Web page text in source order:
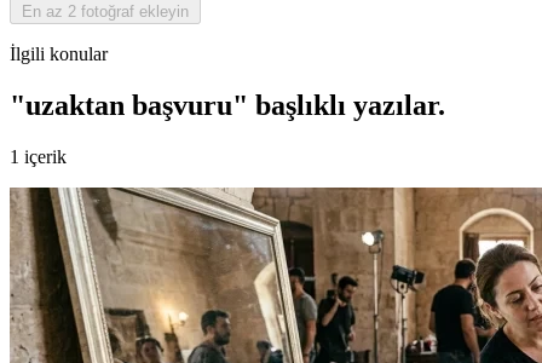
En az 2 fotoğraf ekleyin
İlgili konular
"uzaktan başvuru" başlıklı yazılar.
1 içerik